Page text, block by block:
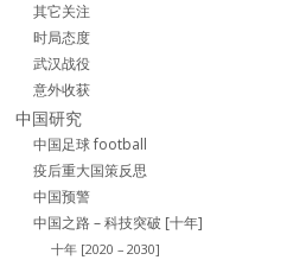
其它关注
时局态度
武汉战役
意外收获
中国研究
中国足球 football
疫后重大国策反思
中国预警
中国之路 – 科技突破 [十年]
十年 [2020 – 2030]